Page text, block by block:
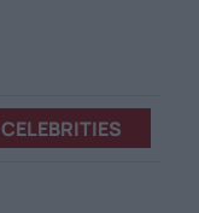
CELEBRITIES